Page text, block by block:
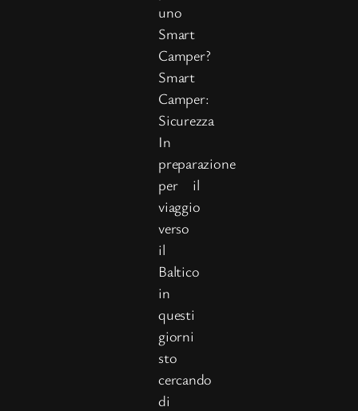
uno
Smart
Camper?
Smart
Camper:
Sicurezza
In
preparazione
per il
viaggio
verso
il
Baltico
in
questi
giorni
sto
cercando
di